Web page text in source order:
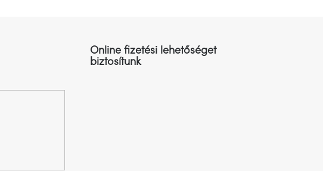
Online fizetési lehetőséget
biztosítunk